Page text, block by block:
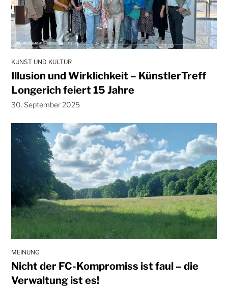
KUNST UND KULTUR
Illusion und Wirklichkeit – KünstlerTreff
Longerich feiert 15 Jahre
30. September 2025
MEINUNG
Nicht der FC-Kompromiss ist faul – die
Verwaltung ist es!